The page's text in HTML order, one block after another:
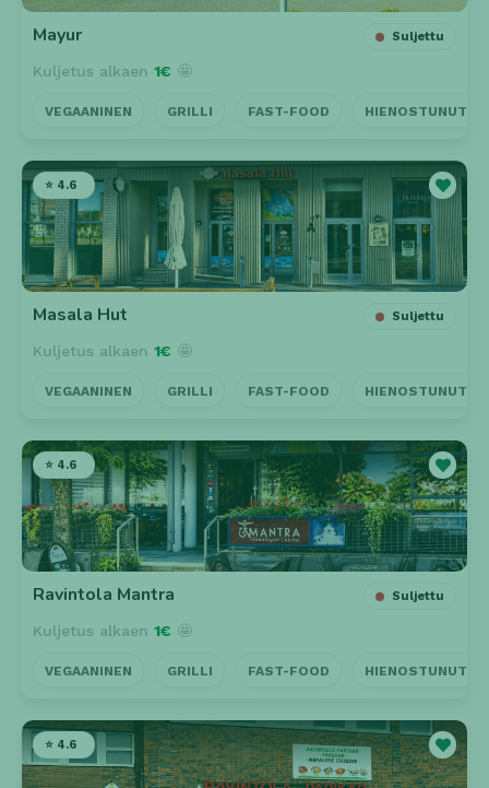
Mayur Suljettu
Kuljetus alkaen 1€ 🤩
VEGAANINEN GRILLI FAST-FOOD HIENOSTUNUT
⭐ 4.6
Masala Hut Suljettu
Kuljetus alkaen 1€ 🤩
VEGAANINEN GRILLI FAST-FOOD HIENOSTUNUT
⭐ 4.6
Ravintola Mantra Suljettu
Kuljetus alkaen 1€ 🤩
VEGAANINEN GRILLI FAST-FOOD HIENOSTUNUT
⭐ 4.6